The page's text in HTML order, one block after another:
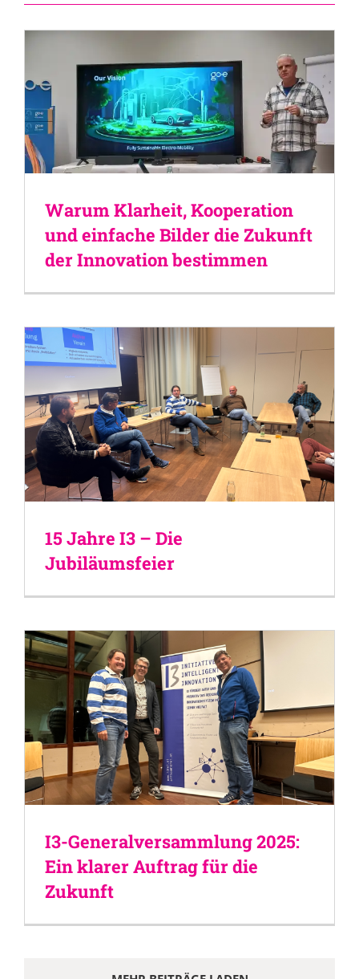
Warum Klarheit, Kooperation
und einfache Bilder die Zukunft
der Innovation bestimmen
15 Jahre I3 – Die
Jubiläumsfeier
I3-Generalversammlung 2025:
Ein klarer Auftrag für die
Zukunft